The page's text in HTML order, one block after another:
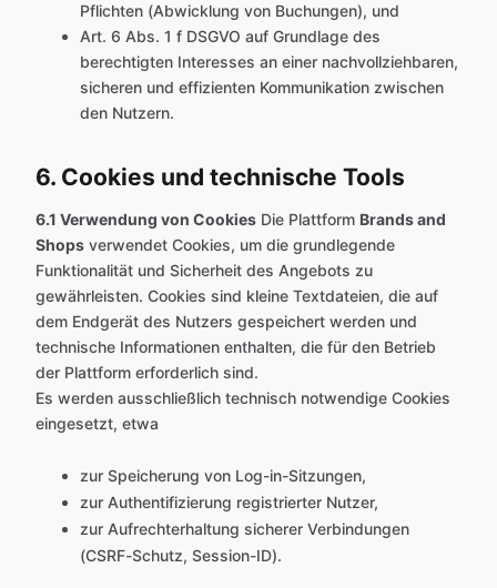
Pflichten (Abwicklung von Buchungen), und
Art. 6 Abs. 1 f DSGVO auf Grundlage des
berechtigten Interesses an einer nachvollziehbaren,
sicheren und effizienten Kommunikation zwischen
den Nutzern.
6. Cookies und technische Tools
6.1 Verwendung von Cookies Die Plattform Brands and
Shops verwendet Cookies, um die grundlegende
Funktionalität und Sicherheit des Angebots zu
gewährleisten. Cookies sind kleine Textdateien, die auf
dem Endgerät des Nutzers gespeichert werden und
technische Informationen enthalten, die für den Betrieb
der Plattform erforderlich sind.
Es werden ausschließlich technisch notwendige Cookies
eingesetzt, etwa
zur Speicherung von Log-in-Sitzungen,
zur Authentifizierung registrierter Nutzer,
zur Aufrechterhaltung sicherer Verbindungen
(CSRF-Schutz, Session-ID).